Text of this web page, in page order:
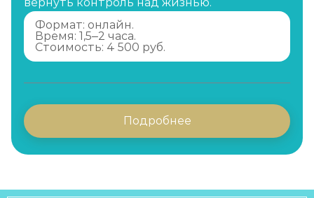
Формат: онлайн.
Время: 1,5–2 часа.
Стоимость: 4 500 руб.
Подробнее